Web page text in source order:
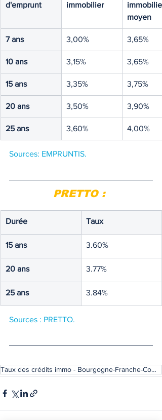
d'emprunt
immobilier
immobilier
moyen
7 ans 3,00% 3,65%
10 ans 3,15% 3,65%
15 ans 3,35% 3,75%
20 ans 3,50% 3,90%
25 ans 3,60% 4,00%
Sources: EMPRUNTIS.
PRETTO :
Durée Taux
15 ans 3.60%
20 ans 3.77%
25 ans 3.84%
Sources : PRETTO.
Taux des crédits immo - Bourgogne-Franche-Comté